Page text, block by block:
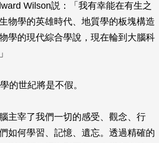
Wilson説：「我有幸能在有生之
物學的英雄時代、地質學的板塊構造
學的現代綜合學說，現在輪到大腦科
的世紀將是不假。
主宰了我們一切的感受、觀念、行
如何學習、記憶、遺忘。透過精確的